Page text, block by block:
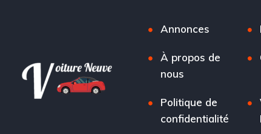
Annonces
À propos de
nous
Politique de
confidentialité